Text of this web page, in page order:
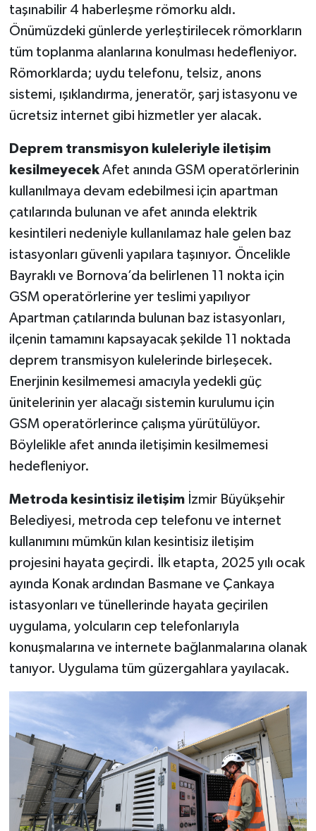
taşınabilir 4 haberleşme römorku aldı.
Önümüzdeki günlerde yerleştirilecek römorkların
tüm toplanma alanlarına konulması hedefleniyor.
Römorklarda; uydu telefonu, telsiz, anons
sistemi, ışıklandırma, jeneratör, şarj istasyonu ve
ücretsiz internet gibi hizmetler yer alacak.
Deprem transmisyon kuleleriyle iletişim
kesilmeyecekAfet anında GSM operatörlerinin
kullanılmaya devam edebilmesi için apartman
çatılarında bulunan ve afet anında elektrik
kesintileri nedeniyle kullanılamaz hale gelen baz
istasyonları güvenli yapılara taşınıyor. Öncelikle
Bayraklı ve Bornova’da belirlenen 11 nokta için
GSM operatörlerine yer teslimi yapılıyor
Apartman çatılarında bulunan baz istasyonları,
ilçenin tamamını kapsayacak şekilde 11 noktada
deprem transmisyon kulelerinde birleşecek.
Enerjinin kesilmemesi amacıyla yedekli güç
ünitelerinin yer alacağı sistemin kurulumu için
GSM operatörlerince çalışma yürütülüyor.
Böylelikle afet anında iletişimin kesilmemesi
hedefleniyor.
Metroda kesintisiz iletişimİzmir Büyükşehir
Belediyesi, metroda cep telefonu ve internet
kullanımını mümkün kılan kesintisiz iletişim
projesini hayata geçirdi. İlk etapta, 2025 yılı ocak
ayında Konak ardından Basmane ve Çankaya
istasyonları ve tünellerinde hayata geçirilen
uygulama, yolcuların cep telefonlarıyla
konuşmalarına ve internete bağlanmalarına olanak
tanıyor. Uygulama tüm güzergahlara yayılacak.